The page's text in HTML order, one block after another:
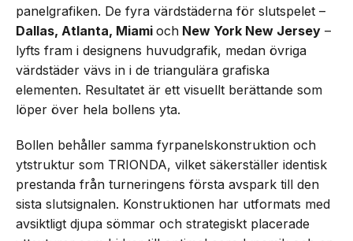
panelgrafiken. De fyra värdstäderna för slutspelet –
Dallas, Atlanta, Miami och New York New Jersey –
lyfts fram i designens huvudgrafik, medan övriga
värdstäder vävs in i de triangulära grafiska
elementen. Resultatet är ett visuellt berättande som
löper över hela bollens yta.
Bollen behåller samma fyrpanelskonstruktion och
ytstruktur som TRIONDA, vilket säkerställer identisk
prestanda från turneringens första avspark till den
sista slutsignalen. Konstruktionen har utformats med
avsiktligt djupa sömmar och strategiskt placerade